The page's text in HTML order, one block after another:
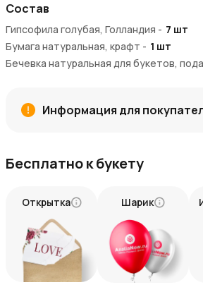
Этот букет — как символ гармонии и
радость.
Преимущества букета
Естественная красота
: Крафт-
Сказочное очарование : Букет
Купить этот нежный и волшебный
Букет из 7 голубых гипсофил в
и нежность.
Состав
Гипсофила голубая, Голландия - 7 шт
Бумага натуральная, крафт - 1 шт
Бечевка натуральная для букетов,
Информация для
Бесплатно к букету
Открытка Шарик